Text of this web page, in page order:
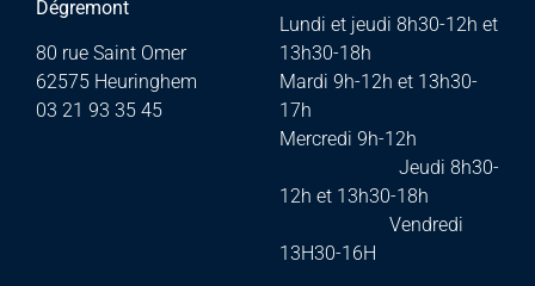
Dégremont
80 rue Saint Omer
62575 Heuringhem
03 21 93 35 45
Lundi et jeudi 8h30-12h et
13h30-18h
Mardi 9h-12h et 13h30-
17h
Mercredi 9h-12h
Jeudi 8h30-
12h et 13h30-18h
Vendredi
13H30-16H